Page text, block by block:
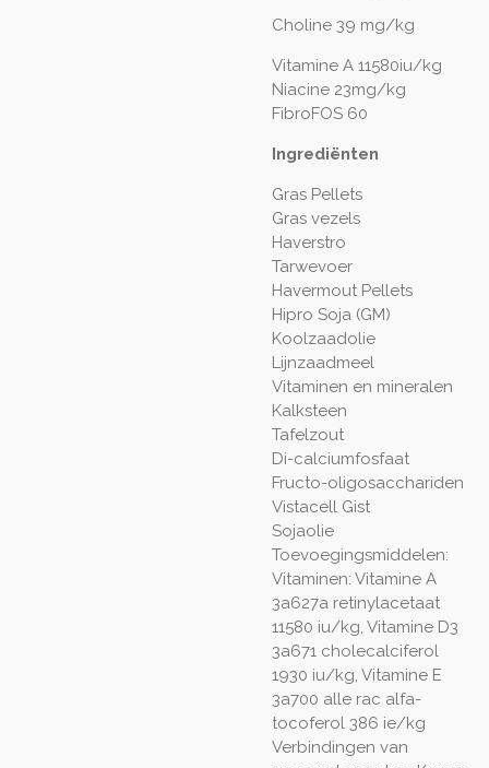
Choline 39 mg/kg
Vitamine A 11580iu/kg
Niacine 23mg/kg
FibroFOS 60
Ingrediënten
Gras Pellets
Gras vezels
Haverstro
Tarwevoer
Havermout Pellets
Hipro Soja (GM)
Koolzaadolie
Lijnzaadmeel
Vitaminen en mineralen
Kalksteen
Tafelzout
Di-calciumfosfaat
Fructo-oligosacchariden
Vistacell Gist
Sojaolie
Toevoegingsmiddelen:
Vitaminen: Vitamine A
3a627a retinylacetaat
11580 iu/kg, Vitamine D3
3a671 cholecalciferol
1930 iu/kg, Vitamine E
3a700 alle rac alfa-
tocoferol 386 ie/kg
Verbindingen van